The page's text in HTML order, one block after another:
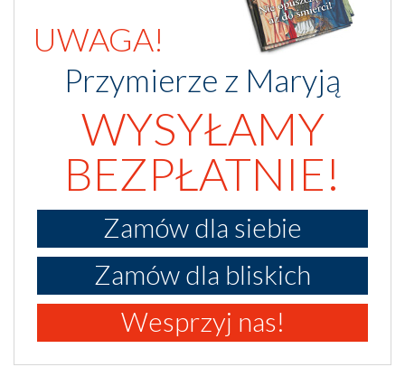
UWAGA!
Przymierze z Maryją
WYSYŁAMY
BEZPŁATNIE!
Zamów dla siebie
Zamów dla bliskich
Wesprzyj nas!